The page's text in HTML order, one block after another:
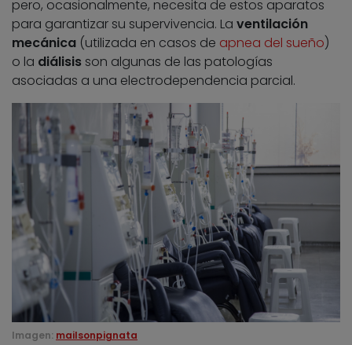
pero, ocasionalmente, necesita de estos aparatos
para garantizar su supervivencia. La ventilación
mecánica (utilizada en casos de apnea del sueño)
o la diálisis son algunas de las patologías
asociadas a una electrodependencia parcial.
Imagen: mailsonpignata